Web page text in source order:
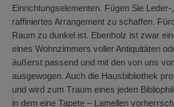
Einrichtungselementen. Fügen Sie
raffiniertes Arrangement zu schaffen.
Raum zu dunkel ist. Ebenholz ist zwar
eines Wohnzimmers voller Antiquitäten
äußerst passend und mit den von uns
ausgewogen. Auch die Hausbibliothek
und wird zum Traum eines jeden
in dem eine Tapete – Lamellen